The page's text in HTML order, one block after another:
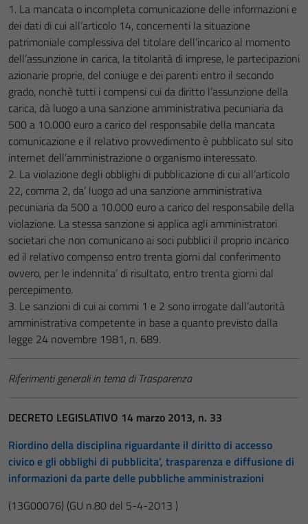
1. La mancata o incompleta comunicazione delle informazioni e
dei dati di cui all’articolo 14, concernenti la situazione
patrimoniale complessiva del titolare dell’incarico al momento
dell’assunzione in carica, la titolarità di imprese, le partecipazioni
azionarie proprie, del coniuge e dei parenti entro il secondo
grado, nonchè tutti i compensi cui da diritto l’assunzione della
carica, dà luogo a una sanzione amministrativa pecuniaria da
500 a 10.000 euro a carico del responsabile della mancata
comunicazione e il relativo provvedimento è pubblicato sul sito
internet dell’amministrazione o organismo interessato.
2. La violazione degli obblighi di pubblicazione di cui all’articolo
22, comma 2, da’ luogo ad una sanzione amministrativa
pecuniaria da 500 a 10.000 euro a carico del responsabile della
violazione. La stessa sanzione si applica agli amministratori
societari che non comunicano ai soci pubblici il proprio incarico
ed il relativo compenso entro trenta giorni dal conferimento
ovvero, per le indennita’ di risultato, entro trenta giorni dal
percepimento.
3. Le sanzioni di cui ai commi 1 e 2 sono irrogate dall’autorità
amministrativa competente in base a quanto previsto dalla
legge 24 novembre 1981, n. 689.
Riferimenti generali in tema di Trasparenza
DECRETO LEGISLATIVO 14 marzo 2013, n. 33
Riordino della disciplina riguardante il diritto di accesso
civico e gli obblighi di pubblicita’, trasparenza e diffusione di
informazioni da parte delle pubbliche amministrazioni
(13G00076) (GU n.80 del 5-4-2013 )